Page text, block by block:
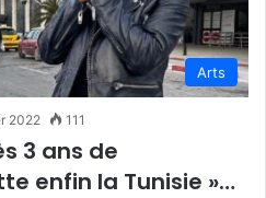
Arts
2022 111
3 ans de
enfin la Tunisie »…